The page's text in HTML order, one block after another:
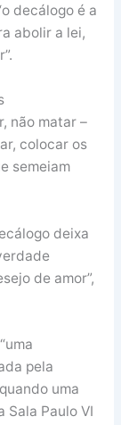
decálogo é a
abolir a lei,
não matar –
colocar os
semeiam
deixa
de amor”,
pela
uma
Sala Paulo VI